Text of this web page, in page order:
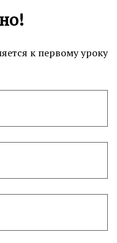
к первому уроку